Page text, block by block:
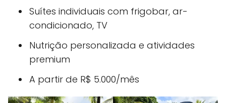
Suítes individuais com frigobar, ar-
condicionado, TV
Nutrição personalizada e atividades
premium
A partir de R$ 5.000/mês